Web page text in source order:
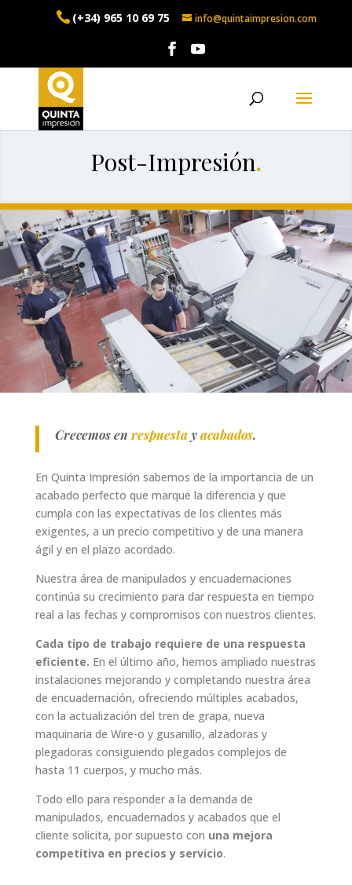
(+34) 965 10 69 75 info@quintaimpresion.com
Post-Impresión.
Crecemos en respuestayacabados.
En Quinta Impresión sabemos de la importancia de un
acabado perfecto que marque la diferencia y que
cumpla con las expectativas de los clientes más
exigentes, a un precio competitivo y de una manera
ágil y en el plazo acordado.
Nuestra área de manipulados y encuadernaciones
continúa su crecimiento para dar respuesta en tiempo
real a las fechas y compromisos con nuestros clientes.
Cada tipo de trabajo requiere de una respuesta
eficiente. En el último año, hemos ampliado nuestras
instalaciones mejorando y completando nuestra área
de encuadernación, ofreciendo múltiples acabados,
con la actualización del tren de grapa, nueva
maquinaria de Wire-o y gusanillo, alzadoras y
plegadoras consiguiendo plegados complejos de
hasta 11 cuerpos, y mucho más.
Todo ello para responder a la demanda de
manipulados, encuadernados y acabados que el
cliente solicita, por supuesto con una mejora
competitiva en precios y servicio.